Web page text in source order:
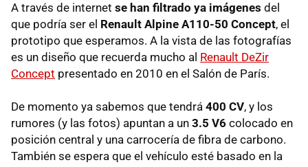
A través de internet se han filtrado ya imágenes del
que podría ser el Renault Alpine A110-50 Concept, el
prototipo que esperamos. A la vista de las fotografías
es un diseño que recuerda mucho al Renault DeZir
Concept presentado en 2010 en el Salón de París.
De momento ya sabemos que tendrá 400 CV, y los
rumores (y las fotos) apuntan a un 3.5 V6 colocado en
posición central y una carrocería de fibra de carbono.
También se espera que el vehículo esté basado en la